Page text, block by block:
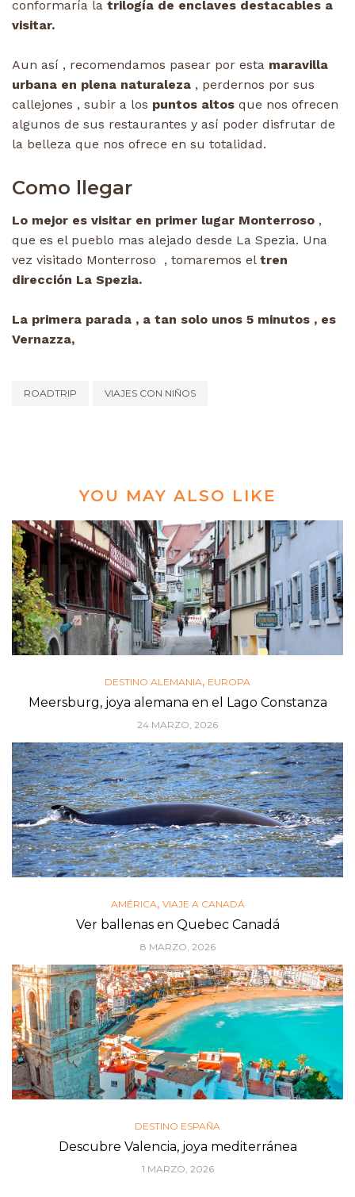
conformaría la trilogía de enclaves destacables a
visitar.
Aun así , recomendamos pasear por esta maravilla
urbana en plena naturaleza , perdernos por sus
callejones , subir a los puntos altos que nos ofrecen
algunos de sus restaurantes y así poder disfrutar de
la belleza que nos ofrece en su totalidad.
Como llegar
Lo mejor es visitar en primer lugar Monterroso ,
que es el pueblo mas alejado desde La Spezia. Una
vez visitado Monterroso , tomaremos el tren
dirección La Spezia.
La primera parada , a tan solo unos 5 minutos , es
Vernazza,
ROADTRIP VIAJES CON NIÑOS
YOU MAY ALSO LIKE
DESTINO ALEMANIA, EUROPA
Meersburg, joya alemana en el Lago Constanza
24 MARZO, 2026
AMÉRICA, VIAJE A CANADÁ
Ver ballenas en Quebec Canadá
8 MARZO, 2026
DESTINO ESPAÑA
Descubre Valencia, joya mediterránea
1 MARZO, 2026